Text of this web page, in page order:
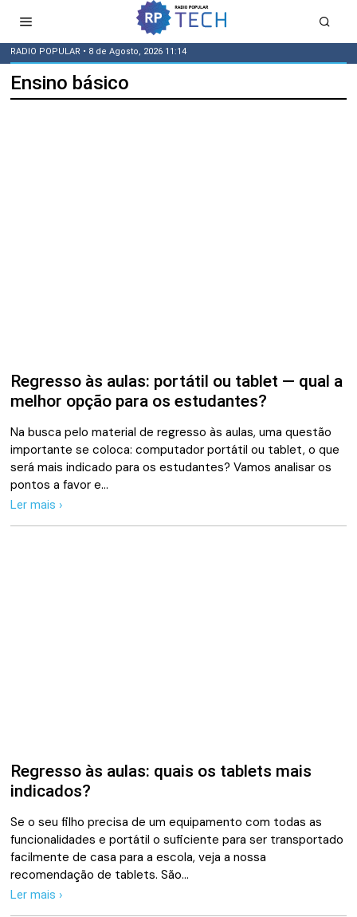
RADIO POPULAR • 8 de Agosto, 2026 11:14
Ensino básico
Regresso às aulas: portátil ou tablet — qual a
melhor opção para os estudantes?
Na busca pelo material de regresso às aulas, uma questão
importante se coloca: computador portátil ou tablet, o que
será mais indicado para os estudantes? Vamos analisar os
pontos a favor e…
Ler mais ›
Regresso às aulas: quais os tablets mais
indicados?
Se o seu filho precisa de um equipamento com todas as
funcionalidades e portátil o suficiente para ser transportado
facilmente de casa para a escola, veja a nossa
recomendação de tablets. São…
Ler mais ›